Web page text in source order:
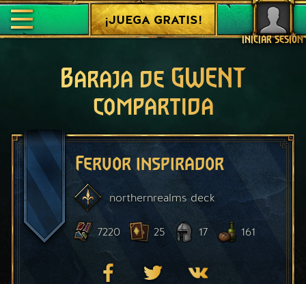
INICIAR SESIÓN
¡JUEGA GRATIS!
Baraja de GWENT
compartida
Fervor inspirador
northernrealmsdeck
7220 25 17 161